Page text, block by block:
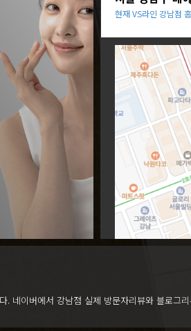
현재 VS라인 강남점
. 네이버에서 강남점 실제 방문자리뷰와 블로그